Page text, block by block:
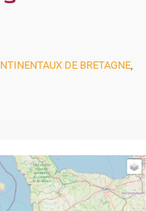
DE BRETAGNE,